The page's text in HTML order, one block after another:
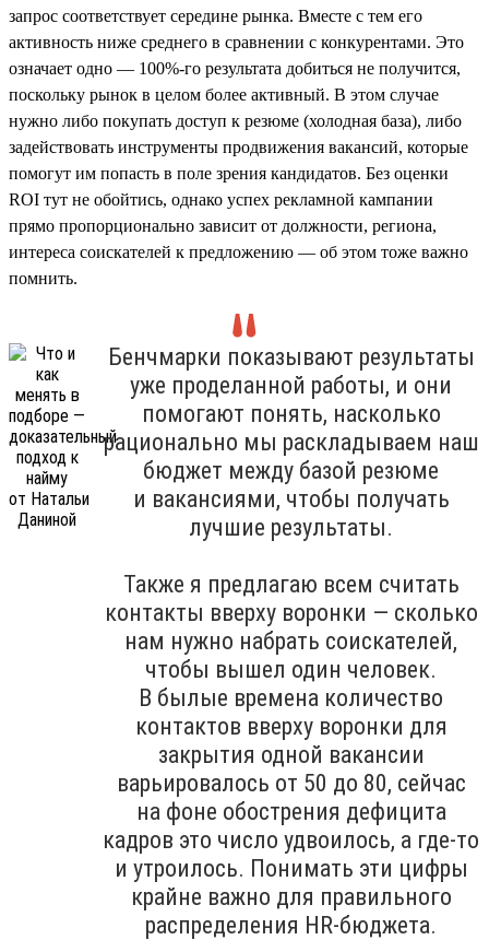
запрос соответствует середине рынка. Вместе с тем его
активность ниже среднего в сравнении с конкурентами. Это
означает одно — 100%-го результата добиться не получится,
поскольку рынок в целом более активный. В этом случае
нужно либо покупать доступ к резюме (холодная база), либо
задействовать инструменты продвижения вакансий, которые
помогут им попасть в поле зрения кандидатов. Без оценки
ROI тут не обойтись, однако успех рекламной кампании
прямо пропорционально зависит от должности, региона,
интереса соискателей к предложению — об этом тоже важно
помнить.
Бенчмарки показывают результаты
уже проделанной работы, и они
помогают понять, насколько
рационально мы раскладываем наш
бюджет между базой резюме
и вакансиями, чтобы получать
лучшие результаты.
Также я предлагаю всем считать
контакты вверху воронки — сколько
нам нужно набрать соискателей,
чтобы вышел один человек.
В былые времена количество
контактов вверху воронки для
закрытия одной вакансии
варьировалось от 50 до 80, сейчас
на фоне обострения дефицита
кадров это число удвоилось, а где-то
и утроилось. Понимать эти цифры
крайне важно для правильного
распределения HR-бюджета.